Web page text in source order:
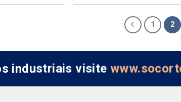
1 2
industriais visite